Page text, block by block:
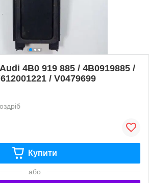
4B0 919 885 / 4B0919885 /
/ V0479699
Купити
або